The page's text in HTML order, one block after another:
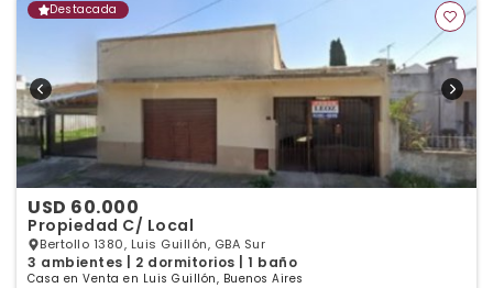
Destacada
USD 60.000
Propiedad C/ Local
Bertollo 1380, Luis Guillón, GBA Sur
3 ambientes | 2 dormitorios | 1 baño
Casa en Venta en Luis Guillón, Buenos Aires